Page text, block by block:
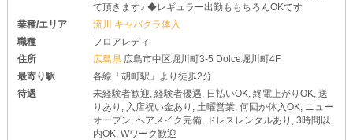
て頂きます♪ ◆レギュラー出勤ももちろんOKです
業種/エリア
流川 キャバクラ体入
職種
フロアレディ
住所
広島県 広島市中区堀川町3-5 Dolce堀川町4F
最寄り駅
各線「胡町駅」より徒歩2分
待遇
未経験者歓迎, 経験者優遇, 日払いOK, 終電上がりOK, 送
りあり, 入店祝い金あり, 土曜営業, 何回か体入OK, ニュー
オープン, ヘアメイク完備, ドレスレンタルあり, 3時間以
内OK, Wワーク歓迎